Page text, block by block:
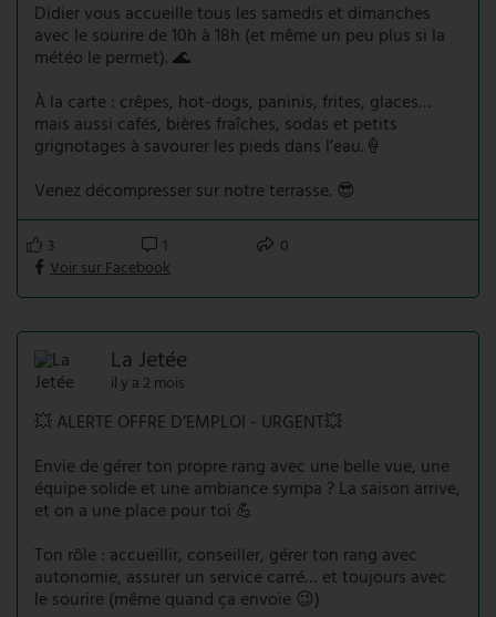
Didier vous accueille tous les samedis et dimanches
avec le sourire de 10h à 18h (et même un peu plus si la
météo le permet). 🌊
À la carte : crêpes, hot-dogs, paninis, frites, glaces…
mais aussi cafés, bières fraîches, sodas et petits
grignotages à savourer les pieds dans l’eau.🍦
Venez décompresser sur notre terrasse. 😎
3 1
0
Voir sur Facebook
La Jetée
il y a 2 mois
💥 ALERTE OFFRE D’EMPLOI - URGENT💥
Envie de gérer ton propre rang avec une belle vue, une
équipe solide et une ambiance sympa ? La saison arrive,
et on a une place pour toi 💪
Ton rôle : accueillir, conseiller, gérer ton rang avec
autonomie, assurer un service carré… et toujours avec
le sourire (même quand ça envoie 😉)